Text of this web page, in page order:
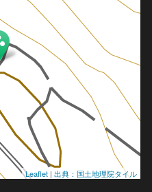
Leaflet | 出典：国土地理院タイル